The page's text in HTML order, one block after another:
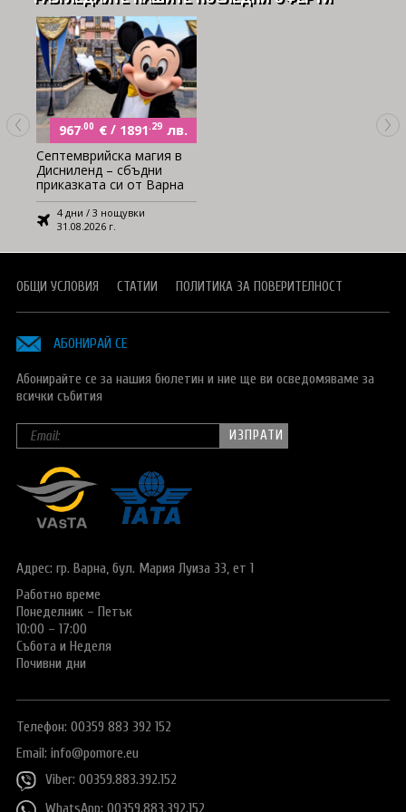
967.00 €/ 1891.29 лв.
Септемврийска магия в
Дисниленд – сбъдни
приказката си от Варна
4 дни / 3 нощувки
31.08.2026 г.
ОБЩИ УСЛОВИЯ СТАТИИ ПОЛИТИКА ЗА ПОВЕРИТЕЛНОСТ
АБОНИРАЙ СЕ
Абонирайте се за нашия бюлетин и ние ще ви осведомяваме за
всички събития
Адрес: гр. Варна, бул. Мария Луиза 33, ет 1
Работно време
Понеделник – Петък
10:00 – 17:00
Събота и Неделя
Почивни дни
Телефон: 00359 883 392 152
Email: info@pomore.eu
Viber: 00359.883.392.152
WhatsApp: 00359.883.392.152